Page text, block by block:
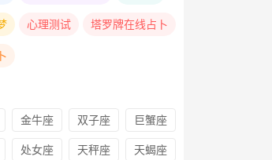
心理测试 塔罗牌在线占卜
金牛座 双子座 巨蟹座
处女座 天秤座 天蝎座